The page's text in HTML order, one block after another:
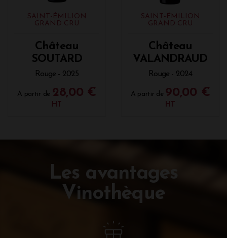
SAINT-ÉMILION
GRAND CRU
Château
SOUTARD
Rouge - 2025
A partir de 28,00 €
HT
SAINT-ÉMILION
GRAND CRU
Château
VALANDRAUD
Rouge - 2024
A partir de 90,00 €
HT
Les avantages
Vinothèque